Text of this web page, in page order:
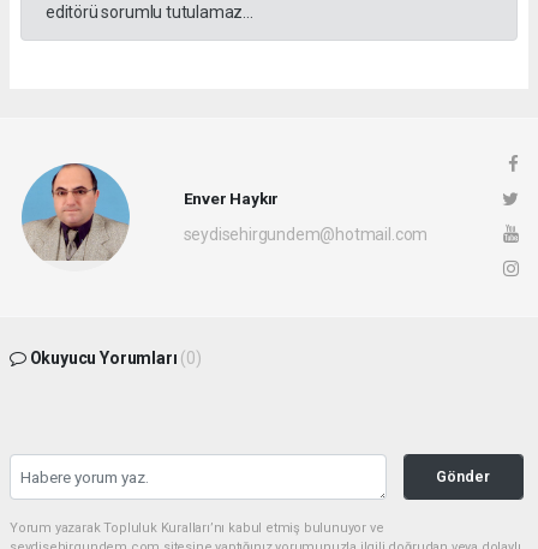
editörü sorumlu tutulamaz...
Enver Haykır
seydisehirgundem@hotmail.com
Okuyucu Yorumları (0)
Gönder
Yorum yazarak Topluluk Kuralları’nı kabul etmiş bulunuyor ve